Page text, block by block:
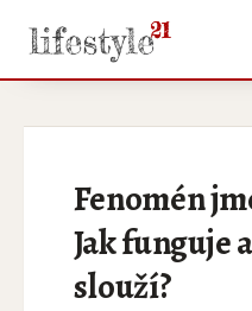
Fenomén
Jak funguje
slouží?